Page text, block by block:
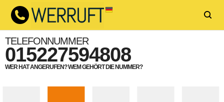
TELEFONNUMMER
015227594808
WER HAT ANGERUFEN? WEM GEHÖRT DIE NUMMER?